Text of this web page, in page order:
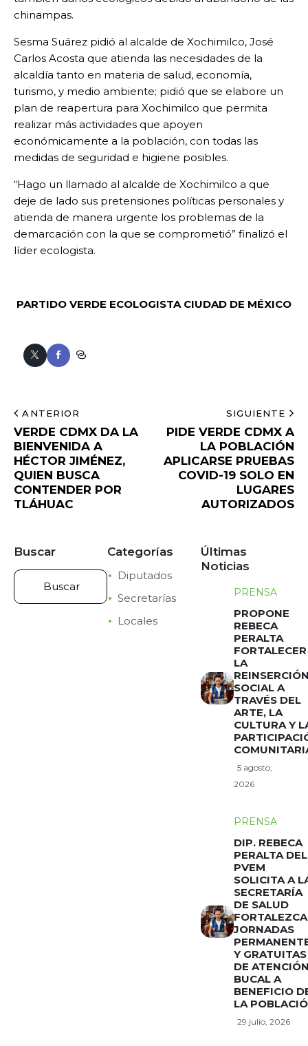
chinampas.
Sesma Suárez pidió al alcalde de Xochimilco, José
Carlos Acosta que atienda las necesidades de la
alcaldía tanto en materia de salud, economía,
turismo, y medio ambiente; pidió que se elabore un
plan de reapertura para Xochimilco que permita
realizar más actividades que apoyen
económicamente a la población, con todas las
medidas de seguridad e higiene posibles.
“Hago un llamado al alcalde de Xochimilco a que
deje de lado sus pretensiones políticas personales y
atienda de manera urgente los problemas de la
demarcación con la que se comprometió” finalizó el
líder ecologista.
PARTIDO VERDE ECOLOGISTA CIUDAD DE MÉXICO
ANTERIOR
VERDE CDMX DA LA
BIENVENIDA A
HÉCTOR JIMÉNEZ,
QUIEN BUSCA
CONTENDER POR
TLÁHUAC
SIGUIENTE
PIDE VERDE CDMX A
LA POBLACIÓN
APLICARSE PRUEBAS
COVID-19 SOLO EN
LUGARES
AUTORIZADOS
Buscar Categorías
Diputados
Secretarías
Locales
Últimas
Noticias
PRENSA
PROPONE
REBECA
PERALTA
FORTALECER
LA
SOCIAL A
TRAVÉS DEL
ARTE, LA
CULTURA Y
5 agosto,
2026
PRENSA
DIP. REBECA
PERALTA DEL
PVEM
SOLICITA A
SECRETARÍA
DE SALUD
FORTALEZCA
JORNADAS
Y GRATUITAS
DE
BUCAL A
BENEFICIO
LA
29 julio, 2026